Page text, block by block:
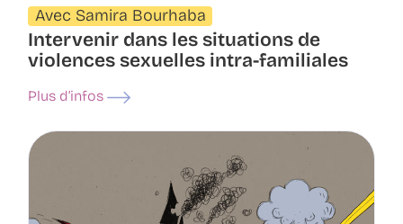
Avec Samira Bourhaba
Intervenir dans les situations de
violences sexuelles intra-familiales
Plus d’infos